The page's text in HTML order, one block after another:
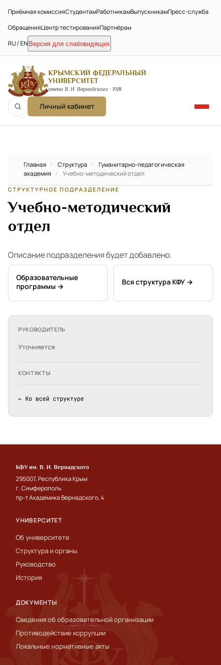
Приёмная комиссияСтудентамРаботникамВыпускникамПресс-служба
ОбращенияЦентр тестированияПартнёрам
RU / EN Версия для слабовидящих
КРЫМСКИЙ ФЕДЕРАЛЬНЫЙ
УНИВЕРСИТЕТ
имени В. И. Вернадского · 1918
Личный кабинет
Главная / Структура /
Гуманитарно-педагогическая
академия / Учебно-методический отдел
СТРУКТУРНОЕ ПОДРАЗДЕЛЕНИЕ
Учебно-методический
отдел
Описание подразделения будет добавлено.
Образовательные
программы →
Вся структура КФУ →
РУКОВОДИТЕЛЬ
Уточняется
КОНТАКТЫ
← Ко всей структуре
КФУ им. В. И. Вернадского
295007, Республика Крым
г. Симферополь
пр-т Академика Вернадского, 4
УНИВЕРСИТЕТ
Об университете
Структура и органы
Руководство
История
ДОКУМЕНТЫ
Сведения об образовательной организации
Противодействие коррупции
Локальные нормативные акты